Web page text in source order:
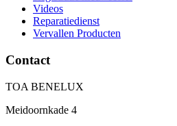
Videos
Reparatiedienst
Vervallen Producten
Contact
TOA BENELUX
Meidoornkade 4